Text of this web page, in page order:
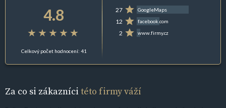
4.8
Celkový počet hodnocení: 41
27 GoogleMaps
12 facebook.com
2 www.firmy.cz
Za co si zákazníci této firmy váží